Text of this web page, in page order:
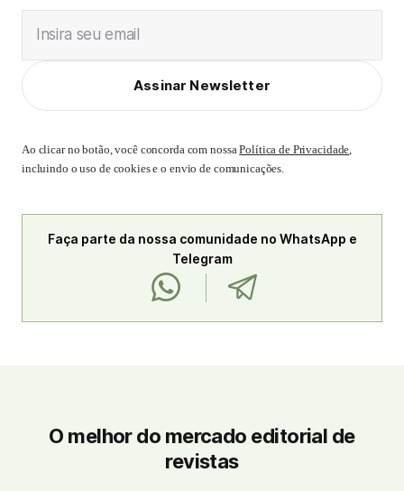
Insira seu email
Assinar Newsletter
Ao clicar no botão, você concorda com nossaPolítica de Privacidade,
incluindo o uso de cookies e o envio de comunicações.
Faça parte da nossa comunidade no WhatsApp e
Telegram
O melhor do mercado editorial de
revistas